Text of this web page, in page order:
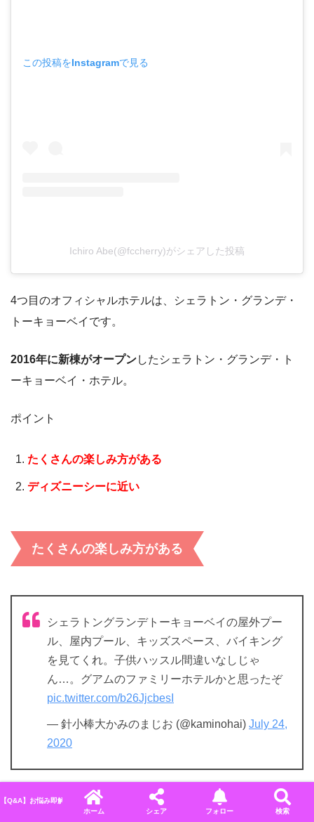
この投稿をInstagramで見る
Ichiro Abe(@fccherry)がシェアした投稿
4つ目のオフィシャルホテルは、シェラトン・グランデ・
トーキョーベイです。
2016年に新棟がオープンしたシェラトン・グランデ・ト
ーキョーベイ・ホテル。
ポイント
たくさんの楽しみ方がある
ディズニーシーに近い
たくさんの楽しみ方がある
シェラトングランデトーキョーベイの屋外プー
ル、屋内プール、キッズスペース、バイキング
を見てくれ。子供ハッスル間違いなしじゃ
ん…。グアムのファミリーホテルかと思ったぞ
pic.twitter.com/b26JjcbesI
— 針小棒大かみのまじお (@kaminohai) July 24,
2020
シェラトン・グランデ・トーキョーベイは、たくさんの楽
しみ方が出来るのが特徴です。
【Q&A】お悩み即解決！ディズニーに関するよくある質問＆回答まとめ
ホーム
シェア フォロー 検索